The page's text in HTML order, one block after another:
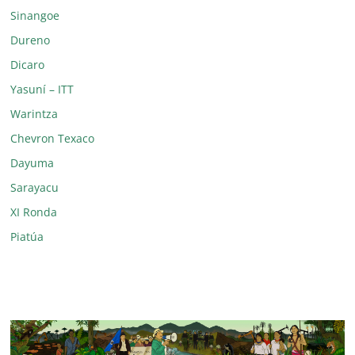
Sinangoe
Dureno
Dicaro
Yasuní – ITT
Warintza
Chevron Texaco
Dayuma
Sarayacu
XI Ronda
Piatúa